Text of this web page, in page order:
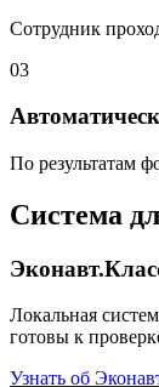
Сотрудник
03
По результатам
Система
Локальная
готовы к
Узнать об